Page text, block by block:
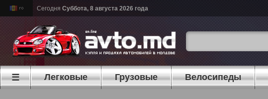
Сегодня Суббота, 8 августа 2026 года
☰ Легковые Грузовые Велосипеды